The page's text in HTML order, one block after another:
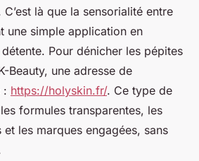
là que la sensorialité entre
une simple application en
Pour dénicher les pépites
Beauty, une adresse de
: https://holyskin.fr/. Ce type de
formules transparentes, les
les marques engagées, sans